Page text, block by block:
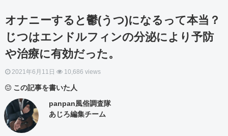
オナニーすると鬱(うつ)になるって本当？
じつはエンドルフィンの分泌により予防
や治療に有効だった。
2021年6月11日 10,686 views
この記事を書いた人
panpan風俗調査隊
あじろ編集チーム